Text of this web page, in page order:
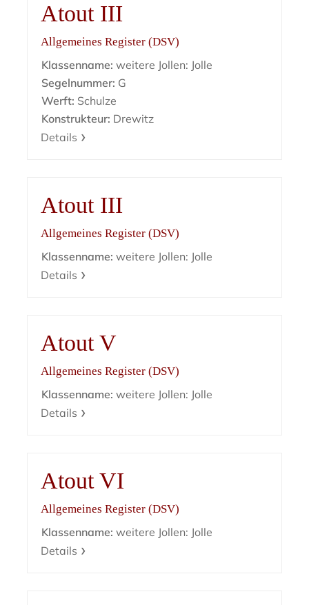
Atout III
Allgemeines Register (DSV)
Klassenname: weitere Jollen: Jolle
Segelnummer: G
Werft: Schulze
Konstrukteur: Drewitz
Details
Atout III
Allgemeines Register (DSV)
Klassenname: weitere Jollen: Jolle
Details
Atout V
Allgemeines Register (DSV)
Klassenname: weitere Jollen: Jolle
Details
Atout VI
Allgemeines Register (DSV)
Klassenname: weitere Jollen: Jolle
Details